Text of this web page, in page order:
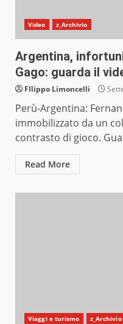
Video z_Archivio
Argentina,
Gago: guarda il
FIlippo Limoncelli
Perù-Argentina:
immobilizzato da un
contrasto di gioco.
Read More
Viaggi e turismo z_Archivio